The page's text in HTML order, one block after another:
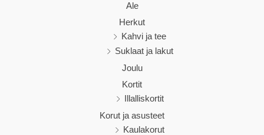
Ale
Herkut
Kahvi ja tee
Suklaat ja lakut
Joulu
Kortit
Illalliskortit
Korut ja asusteet
Kaulakorut